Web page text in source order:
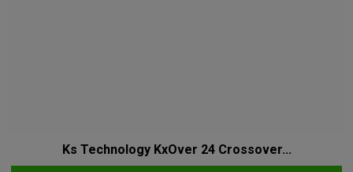
Ks Technology KxOver 24 Crossover...